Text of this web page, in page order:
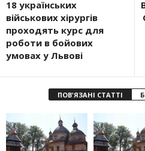
18 українських
військових хірургів
проходять курс для
роботи в бойових
умовах у Львові
ПОВ'ЯЗАНІ СТАТТІ